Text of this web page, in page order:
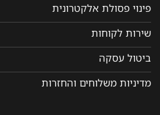
פינוי פסולת אלקטרונית
שירות לקוחות
ביטול עסקה
מדיניות משלוחים והחזרות